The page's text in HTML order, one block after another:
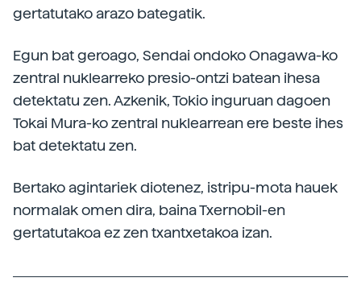
gertatutako arazo bategatik.
Egun bat geroago, Sendai ondoko Onagawa-ko
zentral nuklearreko presio-ontzi batean ihesa
detektatu zen. Azkenik, Tokio inguruan dagoen
Tokai Mura-ko zentral nuklearrean ere beste ihes
bat detektatu zen.
Bertako agintariek diotenez, istripu-mota hauek
normalak omen dira, baina Txernobil-en
gertatutakoa ez zen txantxetakoa izan.